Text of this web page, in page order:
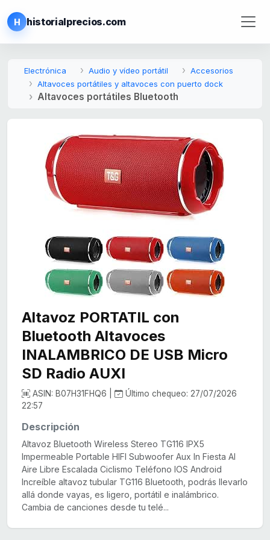
H historialprecios.com
Electrónica Audio y vídeo portátil
Accesorios
Altavoces portátiles y altavoces con puerto dock
Altavoces portátiles Bluetooth
Altavoz PORTATIL con
Bluetooth Altavoces
INALAMBRICO DE USB Micro
SD Radio AUXI
ASIN: B07H31FHQ6 |
Último chequeo: 27/07/2026
22:57
Descripción
Altavoz Bluetooth Wireless Stereo TG116 IPX5
Impermeable Portable HIFI Subwoofer Aux In Fiesta Al
Aire Libre Escalada Ciclismo Teléfono IOS Android
Increíble altavoz tubular TG116 Bluetooth, podrás llevarlo
allá donde vayas, es ligero, portátil e inalámbrico.
Cambia de canciones desde tu telé...